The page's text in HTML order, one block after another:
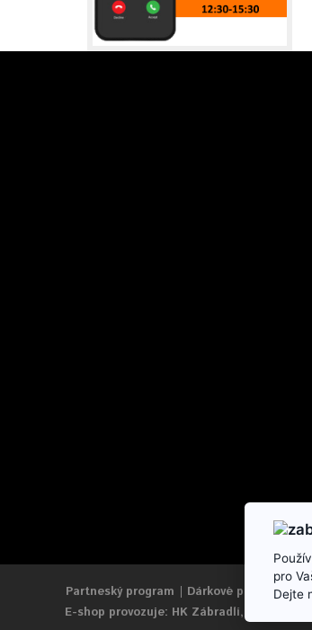
Partneský program Dárkové poukazy
E-shop provozuje: HK Zábradlí, s.r.o.
pro
Dejte